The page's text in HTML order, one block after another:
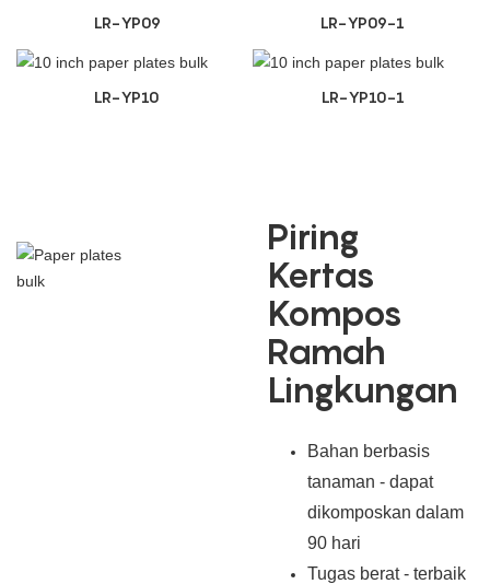
LR-YP09 LR-YP09-1
LR-YP10 LR-YP10-1
Piring
Kertas
Kompos
Ramah
Lingkungan
Bahan berbasis
tanaman - dapat
dikomposkan dalam
90 hari
Tugas berat - terbaik